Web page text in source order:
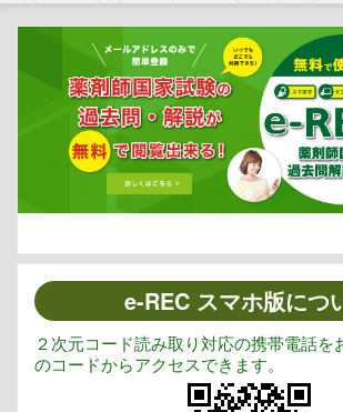
e-REC スマホ版につ
２次元コード読み取り対応の携帯電話を
のコードからアクセスできます。